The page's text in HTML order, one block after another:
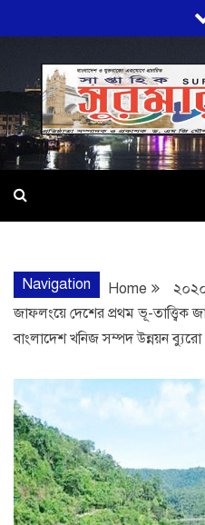
to
content
প্রতি মূহুর্তে সত্যের
Navigation Home
জাফলংয়ে দেশের প্রথম ভূ-তাত্ত্বিক
বাংলাদেশ খনিজ সম্পদ উন্নয়ন ব্যুরো